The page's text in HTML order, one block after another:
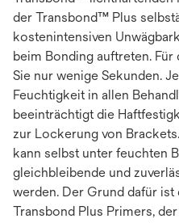
der Transbond™ Plus
kostenintensiven
beim Bonding auftreten.
Sie nur wenige Sekunden.
Feuchtigkeit in allen
beeinträchtigt die
zur Lockerung von
kann selbst unter feuchten
gleichbleibende und
werden. Der Grund dafür
Transbond Plus Primers,